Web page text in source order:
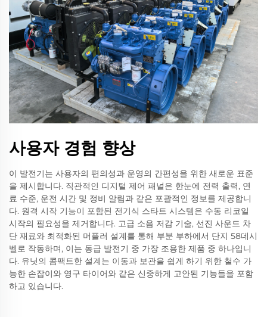
사용자 경험 향상
이 발전기는 사용자의 편의성과 운영의 간편성을 위한 새로운 표준
을 제시합니다. 직관적인 디지털 제어 패널은 한눈에 전력 출력, 연
료 수준, 운전 시간 및 정비 알림과 같은 포괄적인 정보를 제공합니
다. 원격 시작 기능이 포함된 전기식 스타트 시스템은 수동 리코일
시작의 필요성을 제거합니다. 고급 소음 저감 기술, 선진 사운드 차
단 재료와 최적화된 머플러 설계를 통해 부분 부하에서 단지 58데시
벨로 작동하며, 이는 동급 발전기 중 가장 조용한 제품 중 하나입니
다. 유닛의 콤팩트한 설계는 이동과 보관을 쉽게 하기 위한 철수 가
능한 손잡이와 영구 타이어와 같은 신중하게 고안된 기능들을 포함
하고 있습니다.